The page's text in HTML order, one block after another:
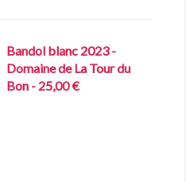
Bandol blanc 2023 -
Domaine de La Tour du
Bon - 25,00 €